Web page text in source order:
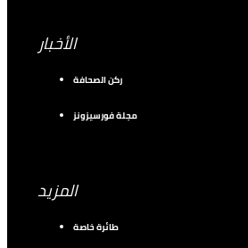
الأخبار
ركن الصحافة
مجلة فورسيزونز
المزيد
طائرة خاصة